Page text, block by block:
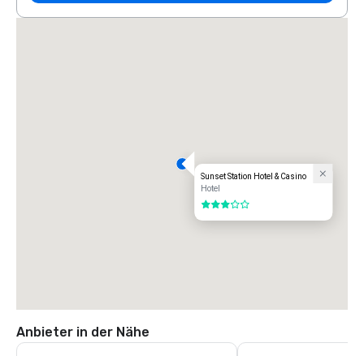
Sunset Station Hotel & Casino
Hotel
3 von 5
Anbieter in der Nähe